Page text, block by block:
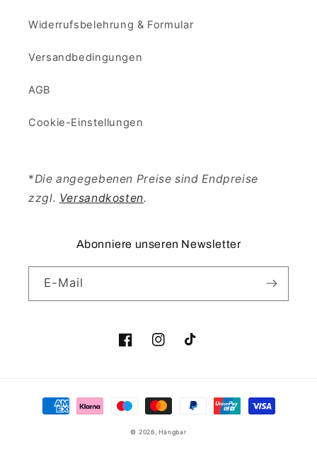
Widerrufsbelehrung & Formular
Versandbedingungen
AGB
Cookie-Einstellungen
*Die angegebenen Preise sind Endpreise
zzgl. Versandkosten.
Abonniere unseren Newsletter
E-Mail
FacebookInstagramTikTok
Zahlungsmethoden
© 2026,Hängbar